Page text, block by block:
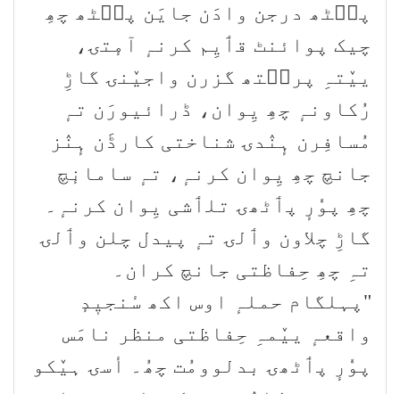
پٮ۪ٹھ درجن وادَن جایَن پٮ۪ٹھ چھِ
چیک پوائنٹ قٲیِم کرنہٕ آمٕتۍ،
ییٚتہِ پرٮ۪تھ گزرن واجیٚنۍ گاڑِ
رُکاونہٕ چھِ یِوان، ڈرائیورَن تہٕ
مُسافِرن ہٕنٛدۍ شناختی کارڈَن ہٕنٛز
جانچ چھِ یِوان کرنہٕ، تہٕ سامانٕچ
چھِ پوٗرٕ پٲٹھۍ تلٲشی یِوان کرنہٕ۔
گاڑِ چلاون وٲلۍ تہٕ پیدل چلن وٲلۍ
تہِ چھِ حِفاظتی جانچ کران۔
"پہلگام حملہٕ اوس اکھ سٔنجیٖدٕ
واقعہٕ ییٚمہِ حِفاظتی منظر نامَس
پوٗرٕ پٲٹھۍ بدلوومُت چھُ۔ أسۍ ہیٚکو